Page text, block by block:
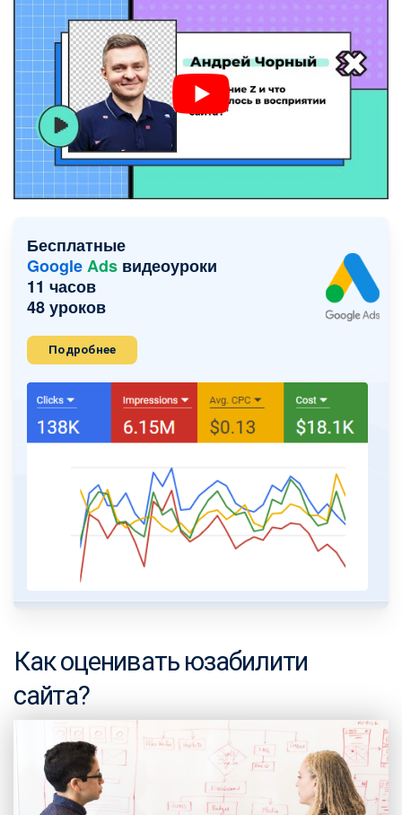
Бесплатные
GoogleAds видеоуроки
11 часов
48 уроков
Подробнее
Как оценивать юзабилити
сайта?